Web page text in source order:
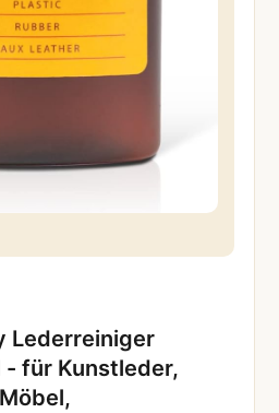
Lederreiniger
- für Kunstleder,